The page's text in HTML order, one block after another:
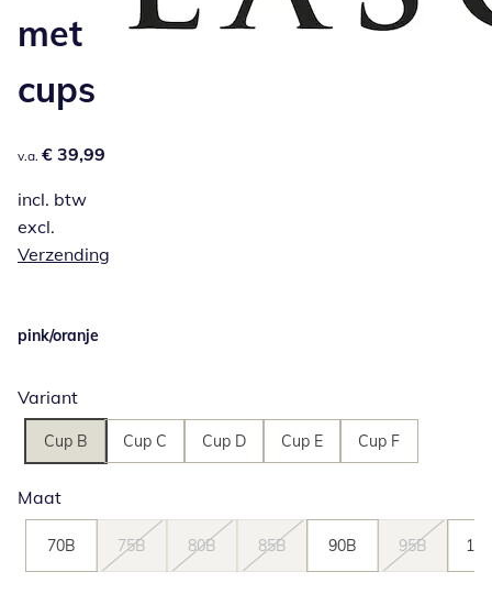
met
cups
€ 39,99
v.a. € 39,99
incl. btw
excl.
Verzending
pink/oranje
Variant
Cup B Cup C Cup D Cup E Cup F
Maat
70B 75B 80B 85B 90B 95B